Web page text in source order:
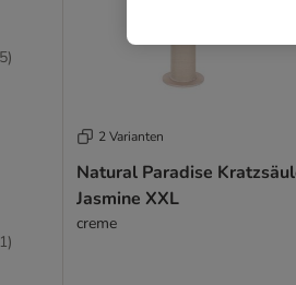
)
)
2 Varianten
Natural Paradise
Jasmine XXL
creme